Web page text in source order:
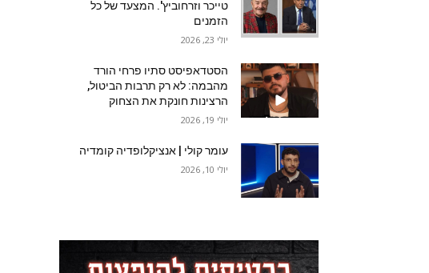
טייכר וזרחוביץ'. המצעד של כל
הזמנים
יולי 23, 2026
הסטדאפיסט סתיו פרחי הורד
מהבמה: לא רק תרבות הביטול,
הרצינות חונקת את הצחוק
יולי 19, 2026
עומר קולי | אנציקלופדיה קומדיה
יולי 10, 2026